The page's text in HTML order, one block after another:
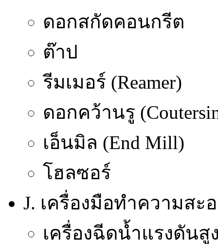
ดอกสกัดคอนกรีต
ต๊าป
รีมเมอร์ (Reamer)
ดอกคว้านรู
เอ็นมิล (End Mill)
โฮลซอร์
J. เครื่องมือทำความสะ
เครื่องฉีดน้ำแรงดันสู